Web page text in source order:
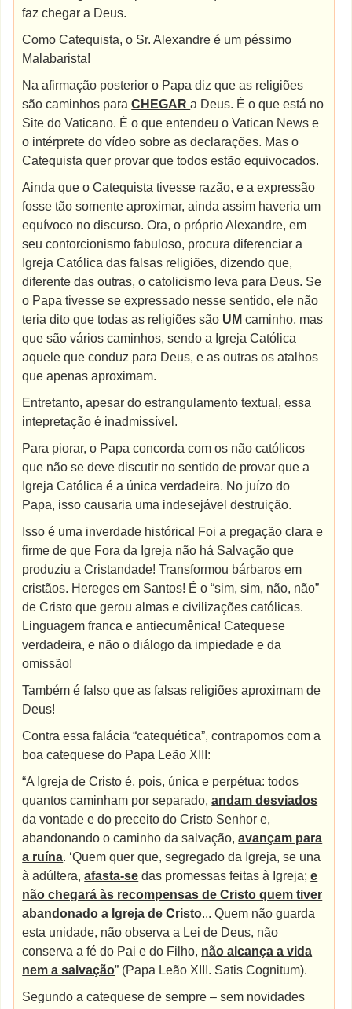
faz chegar a Deus.
Como Catequista, o Sr. Alexandre é um péssimo
Malabarista!
Na afirmação posterior o Papa diz que as religiões
são caminhos paraCHEGARa Deus. É o que está no
Site do Vaticano. É o que entendeu o Vatican News e
o intérprete do vídeo sobre as declarações. Mas o
Catequista quer provar que todos estão equivocados.
Ainda que o Catequista tivesse razão, e a expressão
fosse tão somente aproximar, ainda assim haveria um
equívoco no discurso. Ora, o próprio Alexandre, em
seu contorcionismo fabuloso, procura diferenciar a
Igreja Católica das falsas religiões, dizendo que,
diferente das outras, o catolicismo leva para Deus. Se
o Papa tivesse se expressado nesse sentido, ele não
teria dito que todas as religiões são UM caminho, mas
que são vários caminhos, sendo a Igreja Católica
aquele que conduz para Deus, e as outras os atalhos
que apenas aproximam.
Entretanto, apesar do estrangulamento textual, essa
intepretação é inadmissível.
Para piorar, o Papa concorda com os não católicos
que não se deve discutir no sentido de provar que a
Igreja Católica é a única verdadeira. No juízo do
Papa, isso causaria uma indesejável destruição.
Isso é uma inverdade histórica! Foi a pregação clara e
firme de que Fora da Igreja não há Salvação que
produziu a Cristandade! Transformou bárbaros em
cristãos. Hereges em Santos! É o “sim, sim, não, não”
de Cristo que gerou almas e civilizações católicas.
Linguagem franca e antiecumênica! Catequese
verdadeira, e não o diálogo da impiedade e da
omissão!
Também é falso que as falsas religiões aproximam de
Deus!
Contra essa falácia “catequética”, contrapomos com a
boa catequese do Papa Leão XIII:
“A Igreja de Cristo é, pois, única e perpétua: todos
quantos caminham por separado,andam desviados
da vontade e do preceito do Cristo Senhor e,
abandonando o caminho da salvação,avançam para
a ruína. ‘Quem quer que, segregado da Igreja, se una
à adúltera,afasta-se das promessas feitas à Igreja;e
não chegará às recompensas de Cristo quem tiver
abandonado a Igreja de Cristo... Quem não guarda
esta unidade, não observa a Lei de Deus, não
conserva a fé do Pai e do Filho, não alcança a vida
nem a salvação” (Papa Leão XIII. Satis Cognitum).
Segundo a catequese de sempre – sem novidades